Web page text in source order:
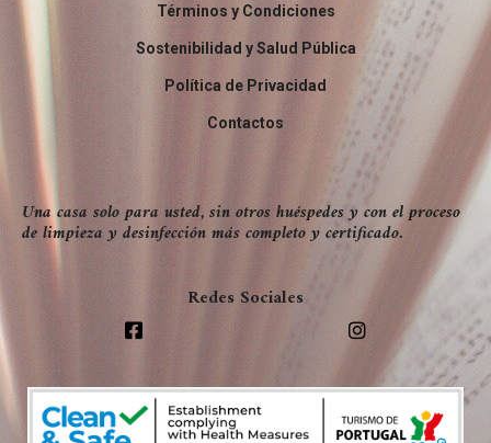
Términos y Condiciones
Sostenibilidad y Salud Pública
Política de Privacidad
Contactos
Una casa solo para usted, sin otros huéspedes y con el proceso
de limpieza y desinfección más completo y certificado.
Redes Sociales